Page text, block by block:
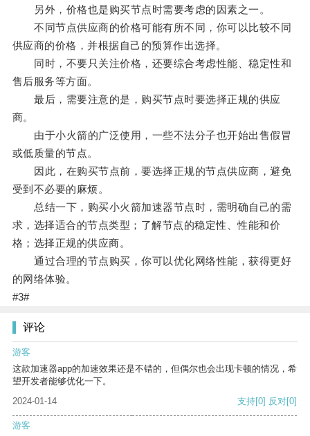
另外，价格也是购买节点时需要考虑的因素之一。
不同节点供应商的价格可能有所不同，你可以比较不同
供应商的价格，并根据自己的预算作出选择。
同时，不要只关注价格，还要综合考虑性能、稳定性和
售后服务等方面。
最后，需要注意的是，购买节点时要选择正规的供应
商。
由于小火箭的广泛使用，一些不法分子也开始出售假冒
或低质量的节点。
因此，在购买节点前，要选择正规的节点供应商，避免
受到不必要的麻烦。
总结一下，购买小火箭加速器节点时，需明确自己的需
求，选择适合的节点类型；了解节点的稳定性、性能和价
格；选择正规的供应商。
通过合理的节点购买，你可以优化网络性能，获得更好
的网络体验。
#3#
评论
游客
这款加速器app的加速效果还是不错的，但偶尔也会出现卡顿的情况，希
望开发者能够优化一下。
2024-01-14
支持[0] 反对[0]
游客